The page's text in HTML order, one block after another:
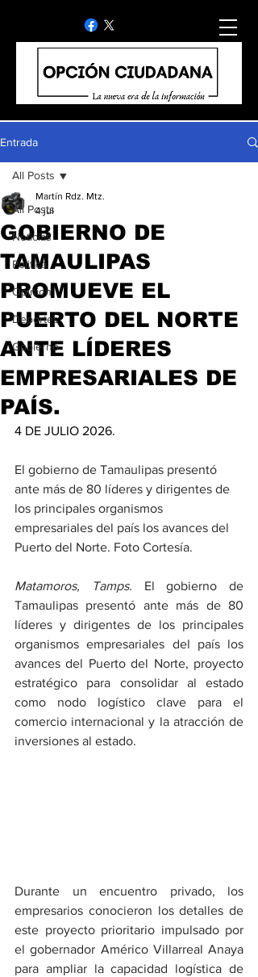
Entrada
All Posts
Noticias
Politica
Opinion
Deportes
Gobierno
All Posts
GOBIERNO DE
TAMAULIPAS
PROMUEVE EL
PUERTO DEL NORTE
ANTE LÍDERES
EMPRESARIALES DE
PAÍS.
Martín Rdz. Mtz.
4 jul
4 DE JULIO 2026.
El gobierno de Tamaulipas presentó
ante más de 80 líderes y dirigentes de
los principales organismos
empresariales del país los avances del
Puerto del Norte. Foto Cortesía.
Matamoros, Tamps. El gobierno de
Tamaulipas presentó ante más de 80
líderes y dirigentes de los principales
organismos empresariales del país los
avances del Puerto del Norte, proyecto
estratégico para consolidar al estado
como nodo logístico clave para el
comercio internacional y la atracción de
inversiones al estado.
Durante un encuentro privado, los
empresarios conocieron los detalles de
este proyecto prioritario impulsado por
el gobernador Américo Villarreal Anaya
para ampliar la capacidad logística de